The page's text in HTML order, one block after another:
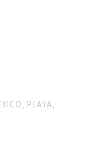
, PLAYA,